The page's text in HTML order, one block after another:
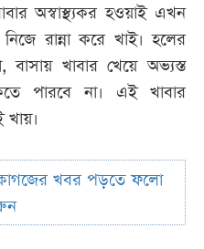
অস্বাস্থ্যকর হওয়াই এখন
রান্না করে খাই। হলের
বাসায় খাবার খেয়ে অভ্যস্ত
পারবে না। এই খাবার
খায়।
খবর পড়তে ফলো